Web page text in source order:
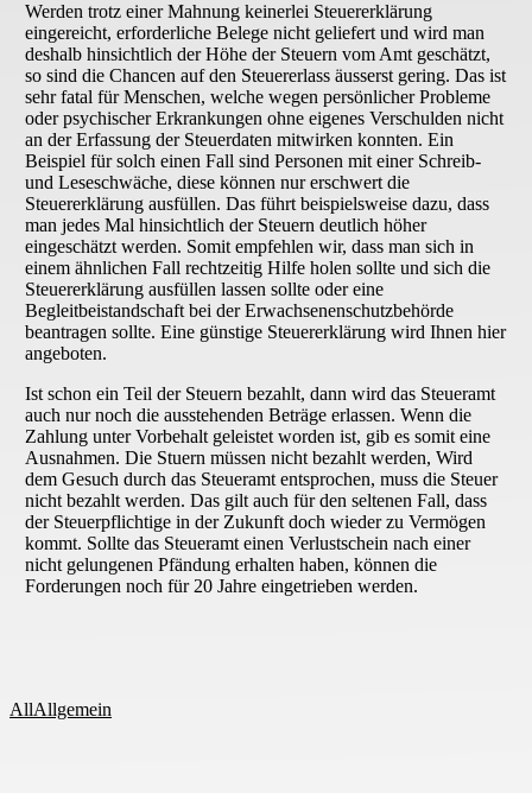
Werden trotz einer Mahnung keinerlei Steuererklärung
eingereicht, erforderliche Belege nicht geliefert und wird man
deshalb hinsichtlich der Höhe der Steuern vom Amt geschätzt,
so sind die Chancen auf den Steuererlass äusserst gering. Das ist
sehr fatal für Menschen, welche wegen persönlicher Probleme
oder psychischer Erkrankungen ohne eigenes Verschulden nicht
an der Erfassung der Steuerdaten mitwirken konnten. Ein
Beispiel für solch einen Fall sind Personen mit einer Schreib-
und Leseschwäche, diese können nur erschwert die
Steuererklärung ausfüllen. Das führt beispielsweise dazu, dass
man jedes Mal hinsichtlich der Steuern deutlich höher
eingeschätzt werden. Somit empfehlen wir, dass man sich in
einem ähnlichen Fall rechtzeitig Hilfe holen sollte und sich die
Steuererklärung ausfüllen lassen sollte oder eine
Begleitbeistandschaft bei der Erwachsenenschutzbehörde
beantragen sollte. Eine günstige Steuererklärung wird Ihnen hier
angeboten.
Ist schon ein Teil der Steuern bezahlt, dann wird das Steueramt
auch nur noch die ausstehenden Beträge erlassen. Wenn die
Zahlung unter Vorbehalt geleistet worden ist, gib es somit eine
Ausnahmen. Die Stuern müssen nicht bezahlt werden, Wird
dem Gesuch durch das Steueramt entsprochen, muss die Steuer
nicht bezahlt werden. Das gilt auch für den seltenen Fall, dass
der Steuerpflichtige in der Zukunft doch wieder zu Vermögen
kommt. Sollte das Steueramt einen Verlustschein nach einer
nicht gelungenen Pfändung erhalten haben, können die
Forderungen noch für 20 Jahre eingetrieben werden.
AllAllgemein